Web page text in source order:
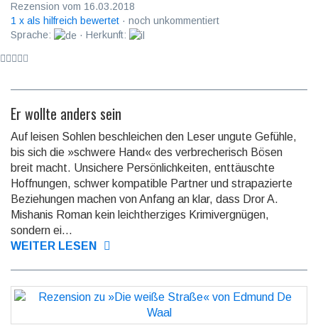
Rezension vom 16.03.2018
1 x als hilfreich bewertet · noch unkommentiert
Sprache:
· Herkunft:
Er wollte anders sein
Auf leisen Sohlen beschleichen den Leser ungute Gefühle,
bis sich die »schwere Hand« des verbrecherisch Bösen
breit macht. Unsichere Persön­lich­keiten, enttäuschte
Hoffnun­gen, schwer kompatible Partner und strapa­zierte
Beziehungen machen von Anfang an klar, dass Dror A.
Mishanis Roman kein leicht­herziges Krimiver­gnügen,
sondern ei...
WEITER LESEN